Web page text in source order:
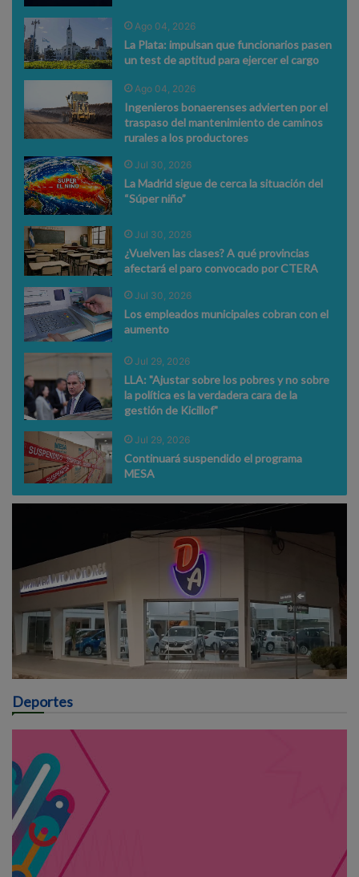
Ago 04, 2026
La Plata: impulsan que funcionarios pasen
un test de aptitud para ejercer el cargo
Ago 04, 2026
Ingenieros bonaerenses advierten por el
traspaso del mantenimiento de caminos
rurales a los productores
Jul 30, 2026
La Madrid sigue de cerca la situación del
“Súper niño”
Jul 30, 2026
¿Vuelven las clases? A qué provincias
afectará el paro convocado por CTERA
Jul 30, 2026
Los empleados municipales cobran con el
aumento
Jul 29, 2026
LLA: "Ajustar sobre los pobres y no sobre
la política es la verdadera cara de la
gestión de Kicillof"
Jul 29, 2026
Continuará suspendido el programa
MESA
Deportes